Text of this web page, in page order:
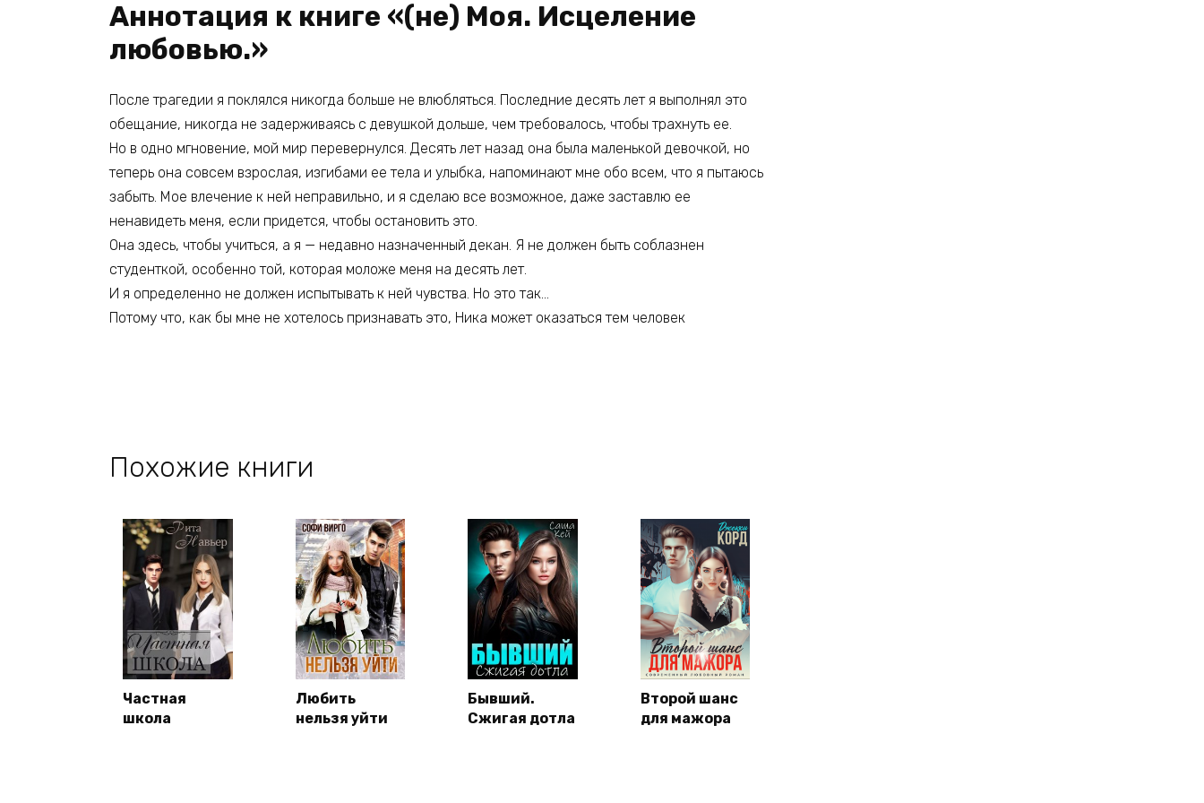
Аннотация к книге «(не) Моя. Исцеление
любовью.»
После трагедии я поклялся никогда больше не влюбляться. Последние десять лет я выполнял это
обещание, никогда не задерживаясь с девушкой дольше, чем требовалось, чтобы трахнуть ее.
Но в одно мгновение, мой мир перевернулся. Десять лет назад она была маленькой девочкой, но
теперь она совсем взрослая, изгибами ее тела и улыбка, напоминают мне обо всем, что я пытаюсь
забыть. Мое влечение к ней неправильно, и я сделаю все возможное, даже заставлю ее
ненавидеть меня, если придется, чтобы остановить это.
Она здесь, чтобы учиться, а я — недавно назначенный декан. Я не должен быть соблазнен
студенткой, особенно той, которая моложе меня на десять лет.
И я определенно не должен испытывать к ней чувства. Но это так…
Потому что, как бы мне не хотелось признавать это, Ника может оказаться тем человек
Похожие книги
Частная
школа
Любить
нельзя уйти
Бывший.
Сжигая дотла
Второй шанс
для мажора